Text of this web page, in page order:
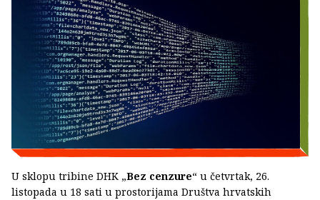
U sklopu tribine DHK „Bez cenzure“ u četvrtak, 26.
listopada u 18 sati u prostorijama Društva hrvatskih